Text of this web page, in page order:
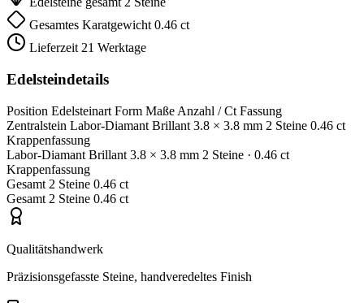
Gesamtes Karatgewicht 0.46 ct
Lieferzeit 21 Werktage
Edelsteindetails
Position Edelsteinart Form Maße Anzahl / Ct Fassung
Zentralstein Labor-Diamant Brillant 3.8 × 3.8 mm 2 Steine 0.46 ct
Krappenfassung
Labor-Diamant Brillant 3.8 × 3.8 mm 2 Steine · 0.46 ct
Krappenfassung
Gesamt 2 Steine 0.46 ct
Gesamt 2 Steine 0.46 ct
Qualitätshandwerk
Präzisionsgefasste Steine, handveredeltes Finish